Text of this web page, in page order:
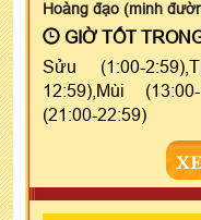
Hoàng đạo (minh
GIỜ TỐT
Sửu (1:00-
12:59),Mùi
(21:00-22:59)